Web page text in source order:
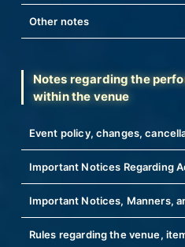
Other notes
Notes regarding the
within the venue
Event policy, changes,
Important Notices Regarding
Important Notices, Manners,
Rules regarding the venue,